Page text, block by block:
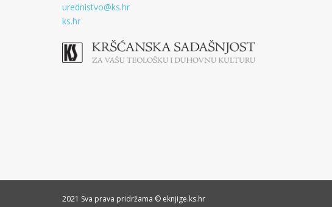
urednistvo@ks.hr
ks.hr
2021 Sva prava pridržama © eknjige.ks.hr